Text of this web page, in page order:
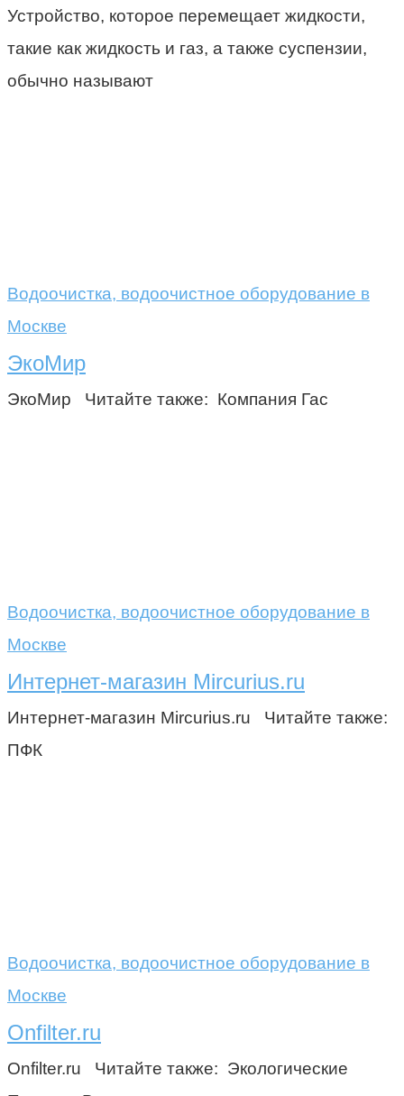
Устройство, которое перемещает жидкости,
такие как жидкость и газ, а также суспензии,
обычно называют
Водоочистка, водоочистное оборудование в
Москве
ЭкоМир
ЭкоМир Читайте также: Компания Гас
Водоочистка, водоочистное оборудование в
Москве
Интернет-магазин Mircurius.ru
Интернет-магазин Mircurius.ru Читайте также:
ПФК
Водоочистка, водоочистное оборудование в
Москве
Onfilter.ru
Onfilter.ru Читайте также: Экологические